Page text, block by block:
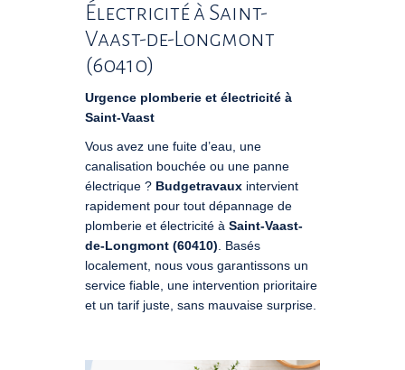
Électricité à Saint-
Vaast-de-Longmont
(60410)
Urgence plomberie et électricité à
Saint-Vaast
Vous avez une fuite d’eau, une
canalisation bouchée ou une panne
électrique ? Budgetravaux intervient
rapidement pour tout dépannage de
plomberie et électricité à Saint-Vaast-
de-Longmont (60410). Basés
localement, nous vous garantissons un
service fiable, une intervention prioritaire
et un tarif juste, sans mauvaise surprise.